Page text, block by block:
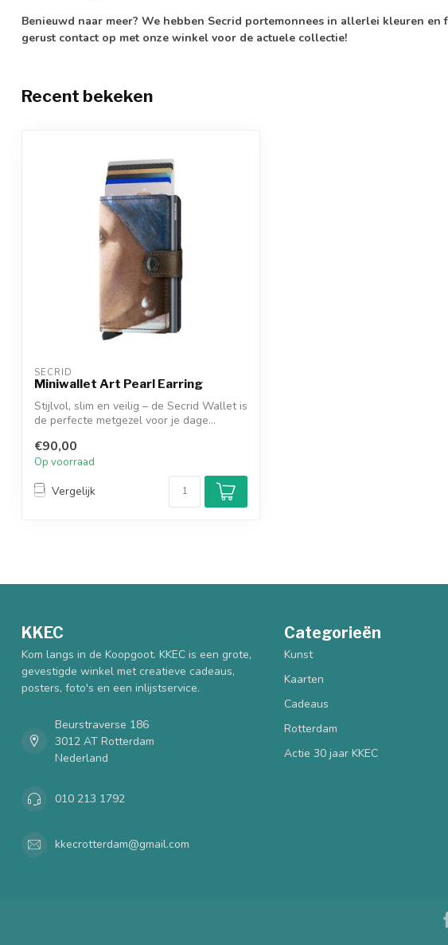
Benieuwd naar meer? We hebben Secrid portemonnees in allerlei kleuren en
gerust contact op met onze winkel voor de actuele collectie!
Recent bekeken
SECRID
Miniwallet Art Pearl Earring
Stijlvol, slim en veilig – de Secrid Wallet is
de perfecte metgezel voor je dage...
€90,00
Op voorraad
Vergelijk
KKEC
Kom langs in de Koopgoot. KKEC is een grote,
gevestigde winkel met creatieve cadeaus,
posters, foto's en een inlijstservice.
Beurstraverse 186
3012 AT Rotterdam
Nederland
010 213 1792
kkecrotterdam@gmail.com
Categorieën
Kunst
Kaarten
Cadeaus
Rotterdam
Actie 30 jaar KKEC